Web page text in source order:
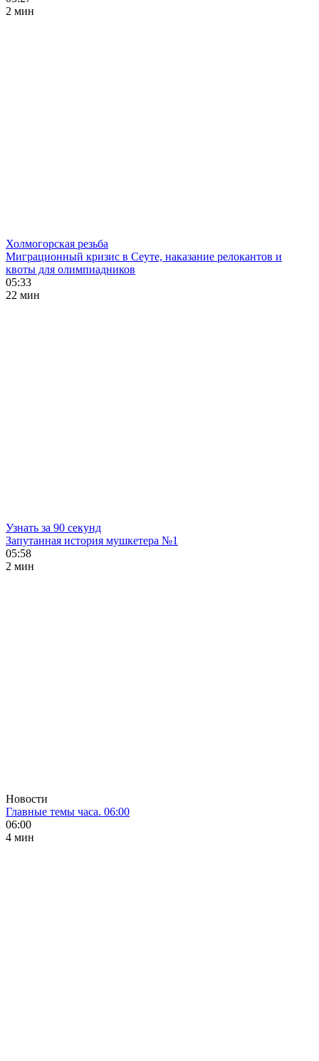
2 мин
Холмогорская резьба
Миграционный кризис в Сеуте, наказание релокантов и
квоты для олимпиадников
05:33
22 мин
Узнать за 90 секунд
Запутанная история мушкетера №1
05:58
2 мин
Новости
Главные темы часа. 06:00
06:00
4 мин